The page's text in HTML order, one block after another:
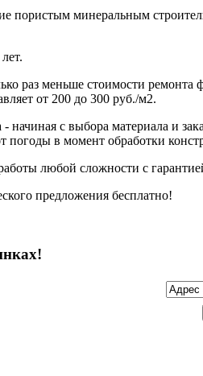
пористым минеральным
раз меньше стоимости
от 200 до 300 руб./м2.
начиная с выбора материала и
погоды в момент обработки
любой сложности с
предложения бесплатно!